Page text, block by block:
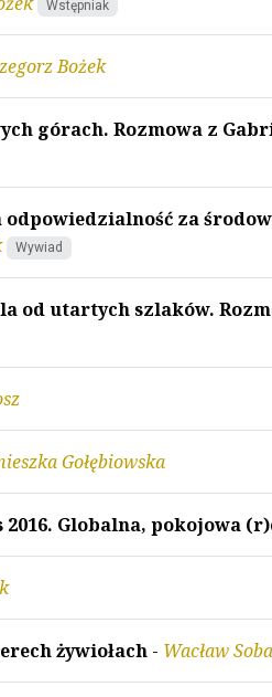
Wstępniak
Bożek
górach. Rozmowa z
odpowiedzialność za
Wywiad
od utartych szlaków.
Gołębiowska
2016. Globalna, pokojowa
żywiołach - Wacław